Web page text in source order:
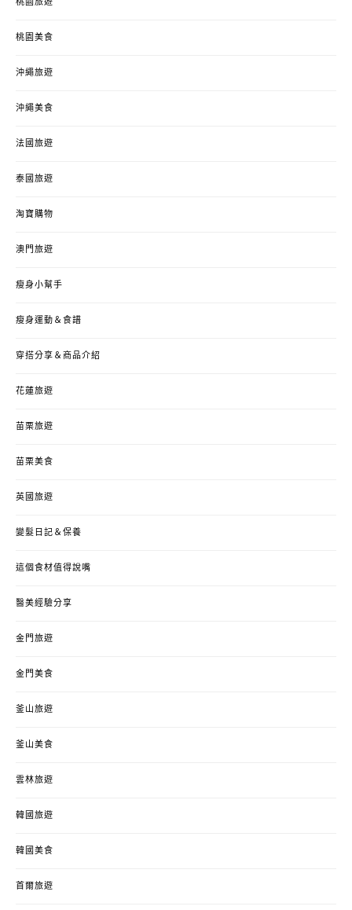
桃園旅遊
桃園美食
沖繩旅遊
沖繩美食
法國旅遊
泰國旅遊
淘寶購物
澳門旅遊
瘦身小幫手
瘦身運動＆食譜
穿搭分享＆商品介紹
花蓮旅遊
苗栗旅遊
苗栗美食
英國旅遊
變髮日記＆保養
這個食材值得說嘴
醫美經驗分享
金門旅遊
金門美食
釜山旅遊
釜山美食
雲林旅遊
韓國旅遊
韓國美食
首爾旅遊